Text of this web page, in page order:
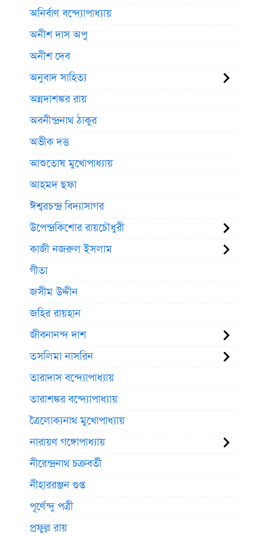
অনির্বাণ বন্দ্যোপাধ্যায়
অনীশ দাস অপু
অনীশ দেব
অনুবাদ সাহিত্য
অন্নদাশঙ্কর রায়
অবনীন্দ্রনাথ ঠাকুর
অভীক দত্ত
আশুতোষ মুখোপাধ্যায়
আহমদ ছফা
ঈশ্বরচন্দ্র বিদ্যাসাগর
উপেন্দ্রকিশোর রায়চৌধুরী
কাজী নজরুল ইসলাম
গীতা
জসীম উদ্দীন
জহির রায়হান
জীবনানন্দ দাশ
তসলিমা নাসরিন
তারাদাস বন্দ্যোপাধ্যায়
তারাশঙ্কর বন্দ্যোপাধ্যায়
ত্রৈলোক্যনাথ মুখোপাধ্যায়
নারায়ণ গঙ্গোপাধ্যায়
নীরেন্দ্রনাথ চক্রবর্তী
নীহাররঞ্জন গুপ্ত
পূর্ণেন্দু পত্রী
প্রফুল্ল রায়